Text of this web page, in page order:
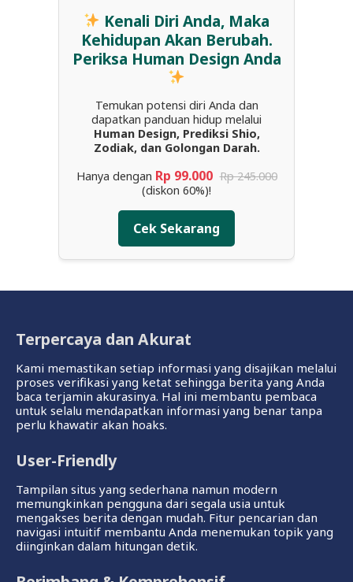
Kenali Diri Anda, Maka
Kehidupan Akan Berubah.
Periksa Human Design Anda
Temukan potensi diri Anda dan
dapatkan panduan hidup melalui
Human Design, Prediksi Shio,
Zodiak, dan Golongan Darah.
Hanya dengan Rp 99.000 Rp 245.000
(diskon 60%)!
Cek Sekarang
Terpercaya dan Akurat
Kami memastikan setiap informasi yang disajikan melalui
proses verifikasi yang ketat sehingga berita yang Anda
baca terjamin akurasinya. Hal ini membantu pembaca
untuk selalu mendapatkan informasi yang benar tanpa
perlu khawatir akan hoaks.
User-Friendly
Tampilan situs yang sederhana namun modern
memungkinkan pengguna dari segala usia untuk
mengakses berita dengan mudah. Fitur pencarian dan
navigasi intuitif membantu Anda menemukan topik yang
diinginkan dalam hitungan detik.